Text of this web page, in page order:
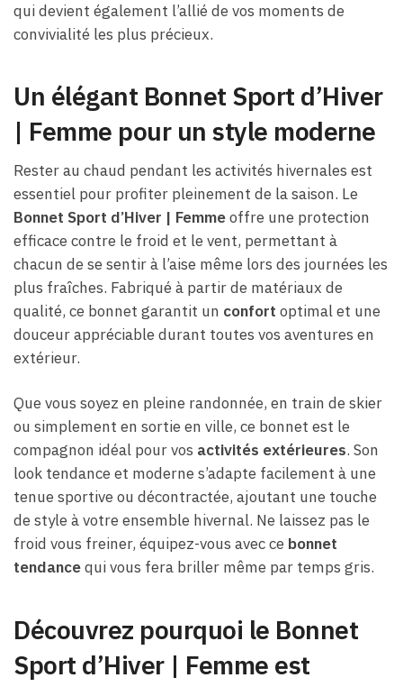
qui devient également l’allié de vos moments de
convivialité les plus précieux.
Un élégant Bonnet Sport d’Hiver
| Femme pour un style moderne
Rester au chaud pendant les activités hivernales est
essentiel pour profiter pleinement de la saison. Le
Bonnet Sport d’Hiver | Femmeoffre une protection
efficace contre le froid et le vent, permettant à
chacun de se sentir à l’aise même lors des journées les
plus fraîches. Fabriqué à partir de matériaux de
qualité, ce bonnet garantit un confort optimal et une
douceur appréciable durant toutes vos aventures en
extérieur.
Que vous soyez en pleine randonnée, en train de skier
ou simplement en sortie en ville, ce bonnet est le
compagnon idéal pour vos activités extérieures. Son
look tendance et moderne s’adapte facilement à une
tenue sportive ou décontractée, ajoutant une touche
de style à votre ensemble hivernal. Ne laissez pas le
froid vous freiner, équipez-vous avec ce bonnet
tendancequi vous fera briller même par temps gris.
Découvrez pourquoi le Bonnet
Sport d’Hiver | Femme est